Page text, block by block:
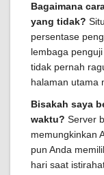
Bagaimana
yang tidak?
persentase
lembaga
tidak pernah
halaman utama
Bisakah saya
waktu? Server
memungkinkan
pun Anda
hari saat